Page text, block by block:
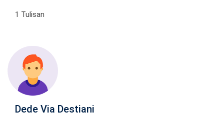
1 Tulisan
Dede Via Destiani